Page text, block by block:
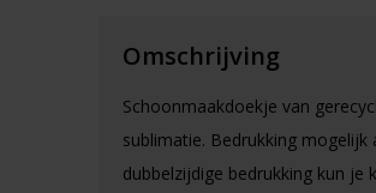
Omschrijving
Schoonmaakdoekje van
sublimatie. Bedrukking
dubbelzijdige bedrukking kun